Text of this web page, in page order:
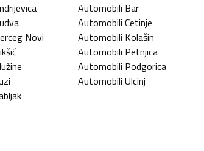
Automobili Bar
Automobili Cetinje
Novi Automobili Kolašin
Automobili Petnjica
Automobili Podgorica
Automobili Ulcinj